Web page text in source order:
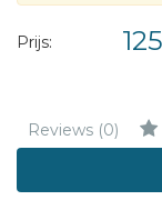
Prijs:
Reviews (0)